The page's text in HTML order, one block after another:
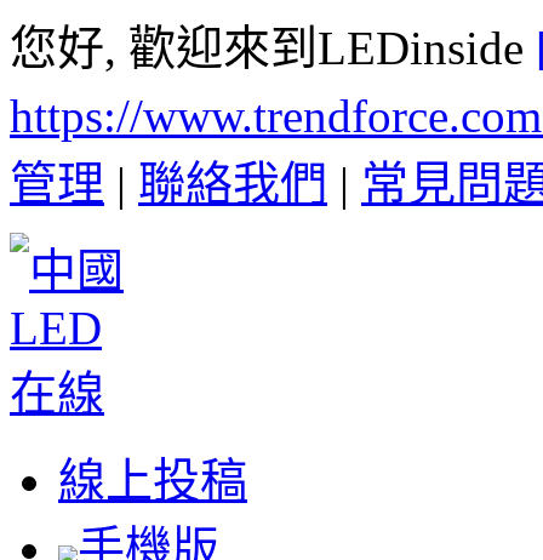
您好, 歡迎來到LEDinside
https://
管理 | 聯絡我們 | 常見問
線上投稿
手機版